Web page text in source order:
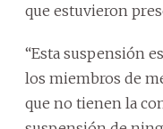
que estuvieron
“Esta suspensión
los miembros de
que no tienen la